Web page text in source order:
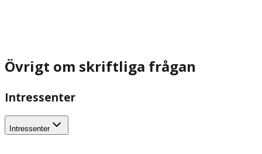
Övrigt om skriftliga frågan
Intressenter
Intressenter